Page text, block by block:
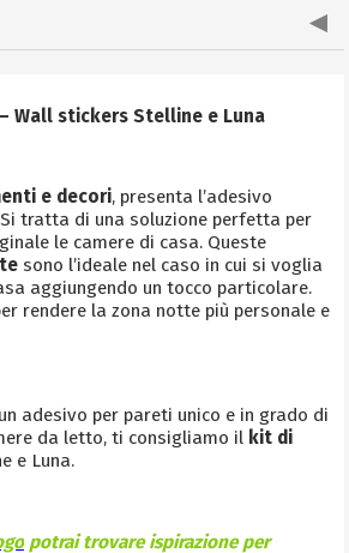
Wall stickers Stelline e Luna
e decori, presenta l’adesivo
tratta di una soluzione perfetta per
le camere di casa. Queste
sono l’ideale nel caso in cui si voglia
aggiungendo un tocco particolare.
rendere la zona notte più personale e
adesivo per pareti unico e in grado di
da letto, ti consigliamo il kit di
e Luna.
potrai trovare ispirazione per